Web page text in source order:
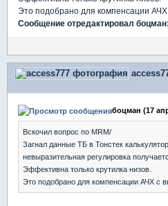
Это подобрано для компенсации
Сообщение отредактировал
боцман (17
Вскочил вопрос по MRM/
Загнал данные ТБ в Тонстек
невыразительная регулировка
Эффективна только крутилка низов.
Это подобрано для компенсации АЧХ с